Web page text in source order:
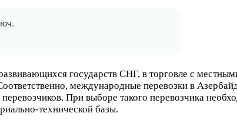
государств СНГ, в торговле с
международные перевозки в
При выборе такого перевозчика
технической базы.